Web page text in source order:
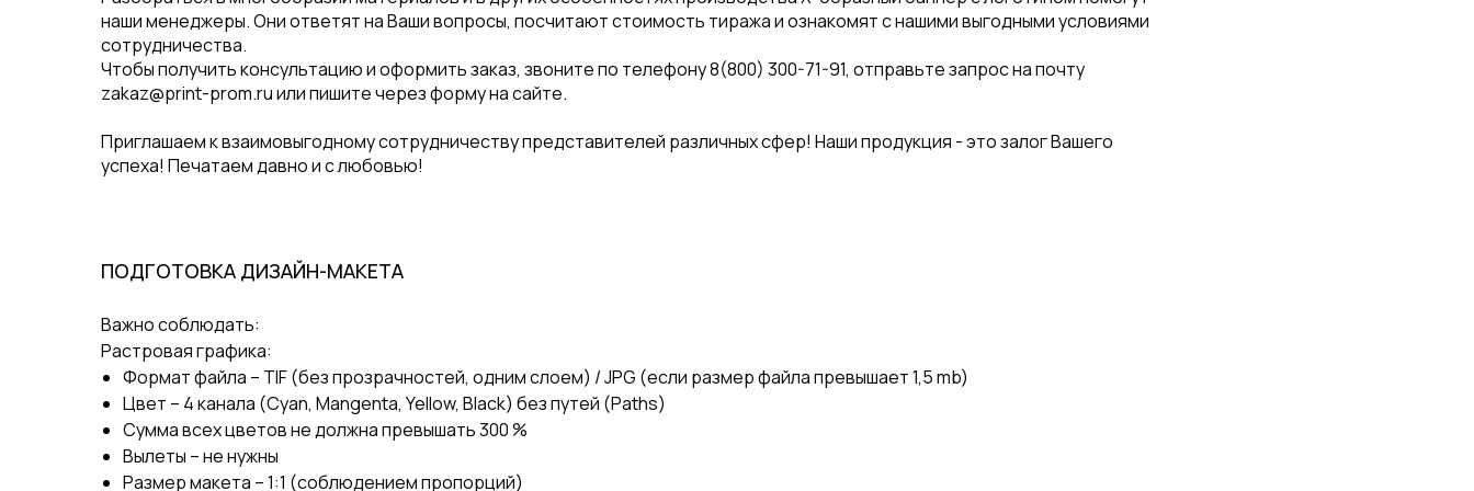
наши менеджеры. Они ответят на Ваши вопросы, посчитают стоимость тиража и ознакомят с нашими выгодными условиями
сотрудничества.
Чтобы получить консультацию и оформить заказ, звоните по телефону 8(800) 300-71-91, отправьте запрос на почту
zakaz@print-prom.ru или пишите через форму на сайте.
Приглашаем к взаимовыгодному сотрудничеству представителей различных сфер! Наши продукция - это залог Вашего
успеха! Печатаем давно и с любовью!
ПОДГОТОВКА ДИЗАЙН-МАКЕТА
Важно соблюдать:
Растровая графика:
Формат файла – TIF (без прозрачностей, одним слоем) / JPG (если размер файла превышает 1,5 mb)
Цвет – 4 канала (Cyan, Mangenta, Yellow, Black) без путей (Paths)
Сумма всех цветов не должна превышать 300 %
Вылеты – не нужны
Размер макета – 1:1 (соблюдением пропорций)